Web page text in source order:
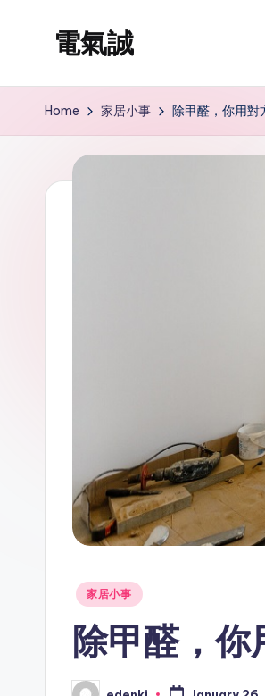
電氣誠
Home 家居小事 除甲醛，你用對
Posted
家居小事
除甲醛，你